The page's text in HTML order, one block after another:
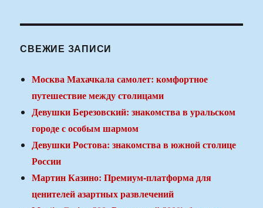
СВЕЖИЕ ЗАПИСИ
Москва Махачкала самолет: комфортное
путешествие между столицами
Девушки Березовский: знакомства в уральском
городе с особым шармом
Девушки Ростова: знакомства в южной столице
России
Мартин Казино: Премиум-платформа для
ценителей азартных развлечений